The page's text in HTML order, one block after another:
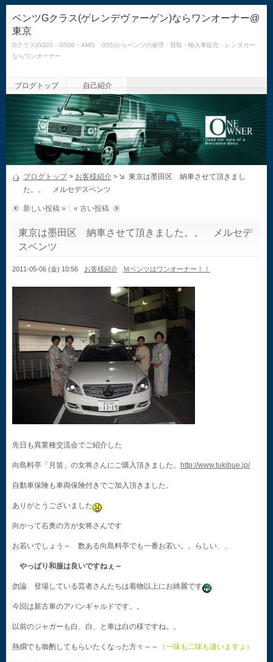
ベンツGクラス(ゲレンデヴァーゲン)ならワンオーナー@
東京
Gクラス(G320・G500・AMG G55)からベンツの修理・買取・輸入車販売・レンタカー
ならワンオーナー
ブログトップ 自己紹介
ブログトップ> お客様紹介 >
東京は墨田区 納車させて頂きまし
た。。 メルセデスベンツ
新しい投稿 » « 古い投稿
東京は墨田区 納車させて頂きました。。 メルセデ
スベンツ
2011-05-06 (金) 10:56 お客様紹介 Ｍベンツはワンオーナー！！
先日も異業種交流会でご紹介した
向島料亭「月笛」の女将さんにご購入頂きました。 http://www.tukibue.jp/
自動車保険も車両保険付きでご加入頂きました。
ありがとうございました
向かって右奥の方が女将さんです
お若いでしょう～ 数ある向島料亭でも一番お若い。。らしい、、
やっぱり和服は良いですねぇ～
勿論 登場している芸者さんたちは着物以上にお綺麗です
今回は新古車のアバンギャルドです。。
以前のジャガーも白、白、と車は白の様ですね。。
熱燗でも御酌してもらいたくなった方々～～ （一味も二味も違いますょ）